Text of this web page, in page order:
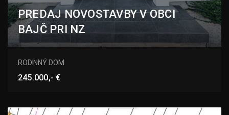
PREDAJ NOVOSTAVBY V OBCI
BAJČ PRI NZ
Bajč
RODINNÝ DOM
245.000,- €